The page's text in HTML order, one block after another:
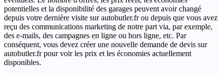
potentielles et la disponibilité des garages peuvent avoir changé
depuis votre dernière visite sur autobutler.fr ou depuis que vous avez
reçu des communications marketing de notre part via, par exemple,
des e-mails, des campagnes en ligne ou hors ligne, etc. Par
conséquent, vous devez créer une nouvelle demande de devis sur
autobutler.fr pour voir les prix et les économies actuellement
disponibles.